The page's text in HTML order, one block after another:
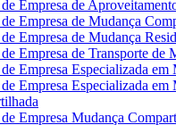
Empresa de
Empresa de Mudança
Empresa de Mudança
Empresa de Transporte de
Empresa Especializada em
Empresa Especializada em
Empresa Mudança